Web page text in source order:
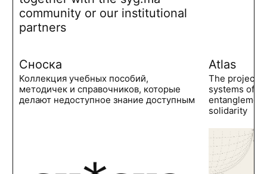
community or our institutional
partners
Сноска
Коллекция учебных пособий,
методичек и справочников, которые
делают недоступное знание доступным
Atlas
The project
systems of
solidarity